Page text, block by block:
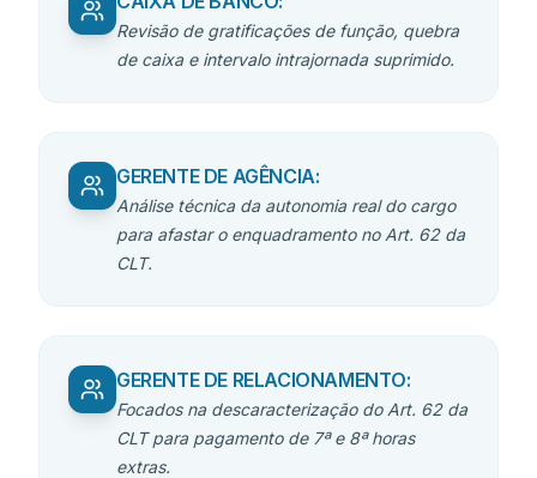
Revisão de gratificações de função, quebra
de caixa e intervalo intrajornada suprimido.
GERENTE DE AGÊNCIA:
Análise técnica da autonomia real do cargo
para afastar o enquadramento no Art. 62 da
CLT.
GERENTE DE RELACIONAMENTO:
Focados na descaracterização do Art. 62 da
CLT para pagamento de 7ª e 8ª horas
extras.